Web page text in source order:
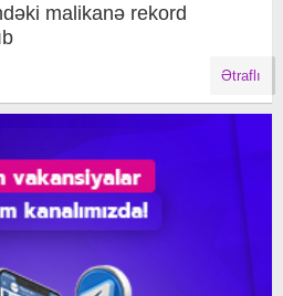
malikanə rekord
Ətraflı